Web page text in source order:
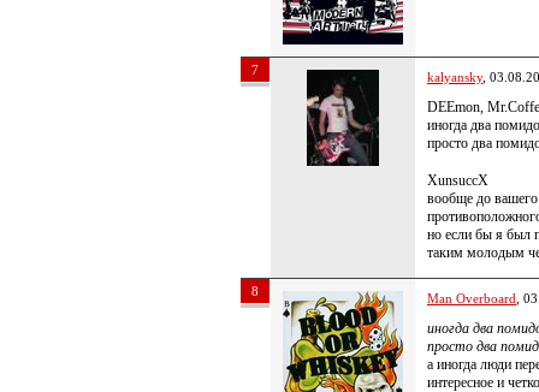
7 kalyansky,
DEEmon,
иногда два
просто два
XunsuccX
вообще до вашего
но если бы я был
таким молодым
8 Man Overboard ,
иногда два
просто два
а иногда люди
интересное и